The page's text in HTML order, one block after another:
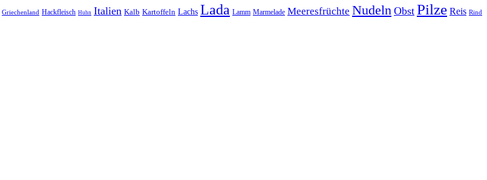
Griechenland Hackfleisch Huhn Italien Kalb Kartoffeln Lachs Lada Lamm Marmelade Meeresfrüchte Nudeln Obst Pilze Reis Rind